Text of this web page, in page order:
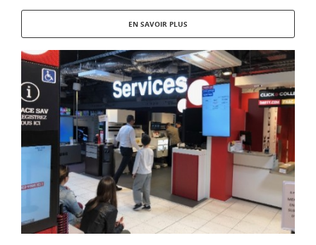
EN SAVOIR PLUS